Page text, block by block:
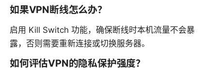
如果VPN断线怎么办？
启用 Kill Switch 功能，确保断线时本机流量不会暴
露，否则需要重新连接或切换服务器。
如何评估VPN的隐私保护强度？